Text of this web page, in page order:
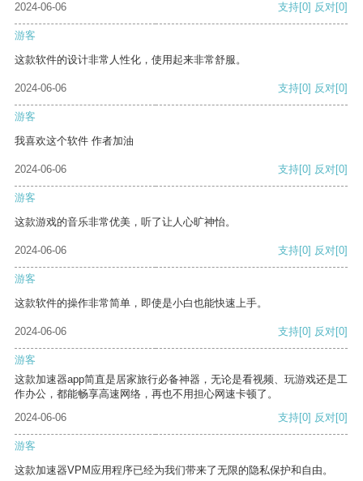
2024-06-06
支持[0] 反对[0]
游客
这款软件的设计非常人性化，使用起来非常舒服。
2024-06-06 支持[0] 反对[0]
游客
我喜欢这个软件 作者加油
2024-06-06 支持[0] 反对[0]
游客
这款游戏的音乐非常优美，听了让人心旷神怡。
2024-06-06 支持[0] 反对[0]
游客
这款软件的操作非常简单，即使是小白也能快速上手。
2024-06-06 支持[0] 反对[0]
游客
这款加速器app简直是居家旅行必备神器，无论是看视频、玩游戏还是工
作办公，都能畅享高速网络，再也不用担心网速卡顿了。
2024-06-06
支持[0] 反对[0]
游客
这款加速器VPM应用程序已经为我们带来了无限的隐私保护和自由。